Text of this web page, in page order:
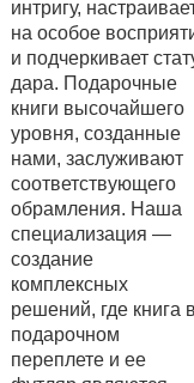
интригу,
на особое
и подчеркивает
дара. Подарочные
книги высочайшего
уровня, созданные
нами, заслуживают
соответствующего
обрамления. Наша
специализация —
создание
комплексных
решений, где книга
подарочном
переплете и ее